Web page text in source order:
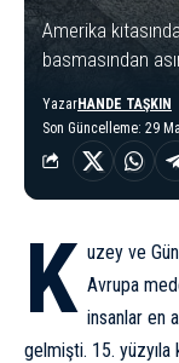
Amerika
basmasından
Son Güncelleme: 29
YazarHANDE TAŞKIN
K uzey ve
Avrupa
insanlar en
gelmişti. 15.